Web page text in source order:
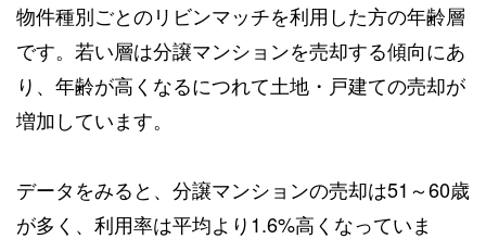
物件種別ごとのリビンマッチを利用した方の年齢層
です。若い層は分譲マンションを売却する傾向にあ
り、年齢が高くなるにつれて土地・戸建ての売却が
増加しています。
データをみると、分譲マンションの売却は51～60歳
が多く、利用率は平均より1.6%高くなっていま